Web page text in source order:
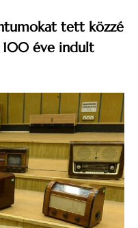
tett közzé
100 éve indult